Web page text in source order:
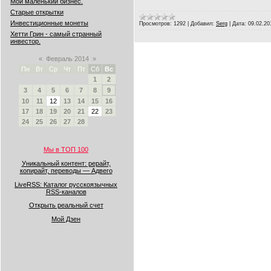
Старые открытки
Инвестиционные монеты
Хетти Грин - самый странный
инвестор.
« Февраль 2014 »
Пн
Вт Ср Чт Пт Сб
Вс
1
2
3
4 5 6 7 8
9
10
11 12 13 14 15
16
17
18 19 20 21 22
23
24
25 26 27 28
Мы в ТОП 100
Уникальный контент: рерайт,
копирайт, переводы — Адвего
LiveRSS: Каталог русскоязычных
RSS-каналов
Открыть реальный счет
Мой Дзен
Просмотров: 1292 Добавил: Serg Дата: